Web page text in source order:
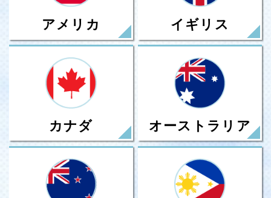
アメリカ イギリス
カナダ オーストラリア